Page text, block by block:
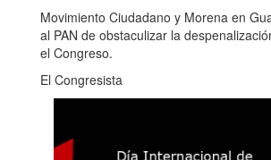
Movimiento Ciudadano y Morena en
al PAN de obstaculizar la
el Congreso.
El Congresista